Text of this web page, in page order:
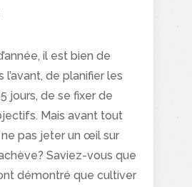
il est bien de
l’avant, de planifier les
jours, de se fixer de
Mais avant tout
pas jeter un œil sur
Saviez-vous que
démontré que cultiver